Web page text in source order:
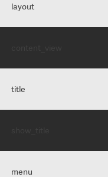
layout
title
menu